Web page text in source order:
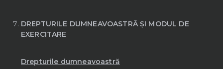
DREPTURILE DUMNEAVOASTRĂ ȘI MODUL DE
EXERCITARE
Drepturile dumneavoastră